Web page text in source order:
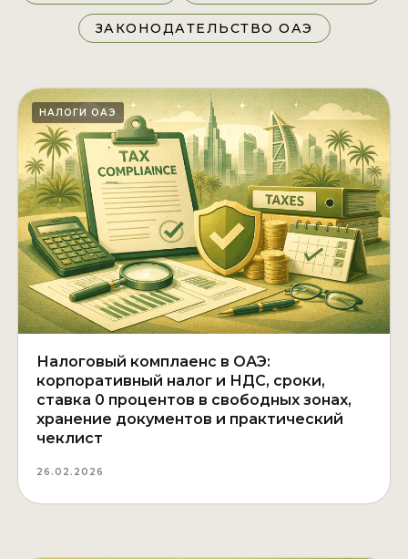
ЗАКОНОДАТЕЛЬСТВО ОАЭ
НАЛОГИ ОАЭ
Налоговый комплаенс в ОАЭ:
корпоративный налог и НДС, сроки,
ставка 0 процентов в свободных зонах,
хранение документов и практический
чеклист
26.02.2026